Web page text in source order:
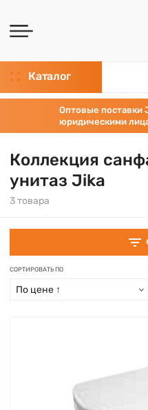
Каталог
Оптовые поставки
юридическими
Коллекция
унитаз Jika
3 товара
СОРТИРОВАТЬ ПО
По цене ↑